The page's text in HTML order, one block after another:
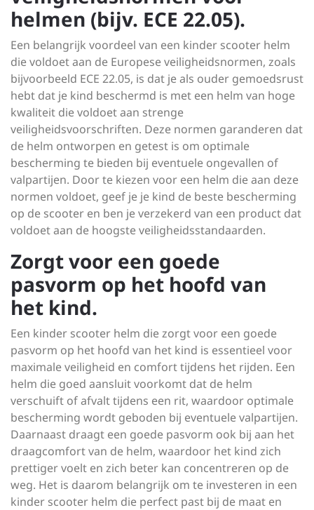
helmen (bijv. ECE 22.05).
Een belangrijk voordeel van een kinder scooter helm
die voldoet aan de Europese veiligheidsnormen, zoals
bijvoorbeeld ECE 22.05, is dat je als ouder gemoedsrust
hebt dat je kind beschermd is met een helm van hoge
kwaliteit die voldoet aan strenge
veiligheidsvoorschriften. Deze normen garanderen dat
de helm ontworpen en getest is om optimale
bescherming te bieden bij eventuele ongevallen of
valpartijen. Door te kiezen voor een helm die aan deze
normen voldoet, geef je je kind de beste bescherming
op de scooter en ben je verzekerd van een product dat
voldoet aan de hoogste veiligheidsstandaarden.
Zorgt voor een goede
pasvorm op het hoofd van
het kind.
Een kinder scooter helm die zorgt voor een goede
pasvorm op het hoofd van het kind is essentieel voor
maximale veiligheid en comfort tijdens het rijden. Een
helm die goed aansluit voorkomt dat de helm
verschuift of afvalt tijdens een rit, waardoor optimale
bescherming wordt geboden bij eventuele valpartijen.
Daarnaast draagt een goede pasvorm ook bij aan het
draagcomfort van de helm, waardoor het kind zich
prettiger voelt en zich beter kan concentreren op de
weg. Het is daarom belangrijk om te investeren in een
kinder scooter helm die perfect past bij de maat en